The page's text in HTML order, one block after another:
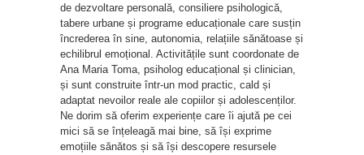
de dezvoltare personală, consiliere psihologică,
tabere urbane și programe educaționale care susțin
încrederea în sine, autonomia, relațiile sănătoase și
echilibrul emoțional. Activitățile sunt coordonate de
Ana Maria Toma, psiholog educațional și clinician,
și sunt construite într-un mod practic, cald și
adaptat nevoilor reale ale copiilor și adolescenților.
Ne dorim să oferim experiențe care îi ajută pe cei
mici să se înțeleagă mai bine, să își exprime
emoțiile sănătos și să își descopere resursele